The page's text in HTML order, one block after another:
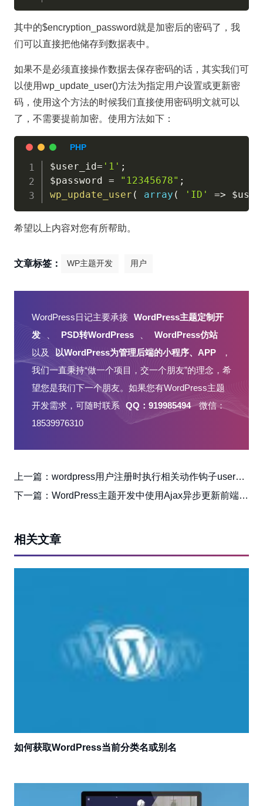
其中的$encryption_password就是加密后的密码了，我
们可以直接把他储存到数据表中。
如果不是必须直接操作数据去保存密码的话，其实我们可
以使用wp_update_user()方法为指定用户设置或更新密
码，使用这个方法的时候我们直接使用密码明文就可以
了，不需要提前加密。使用方法如下：
$user_id= '1' ;
$password = "12345678" ;
wp_update_user ( array ( 'ID' =>
希望以上内容对您有所帮助。
文章标签： WP主题开发 用户
WordPress日记主要承接 WordPress主题定制开
发
PSD转WordPress
WordPress仿站
以及
以WordPress为管理后端的小程序、APP
，
我们一直秉持“做一个项目，交一个朋友”的理念，希
望您是我们下一个朋友。如果您有WordPress主题
开发需求，可随时联系
QQ：919985494 微信：
18539976310
上一篇： wordpress用户注册时执行相关动作钩子user_register
下一篇： WordPress主题开发中使用Ajax异步更新前端用户头像
相关文章
如何获取WordPress当前分类名或别名